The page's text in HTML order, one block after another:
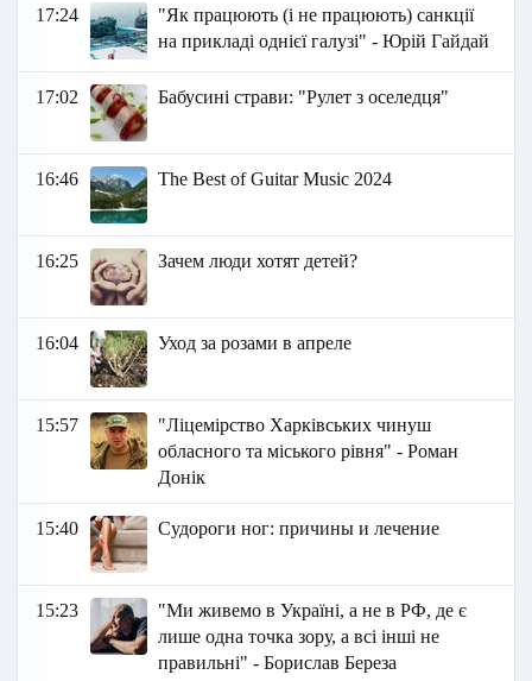
17:24
"Як працюють (і не працюють) санкції
на прикладі однієї галузі" - Юрій Гайдай
17:02 Бабусині страви: "Рулет з оселедця"
16:46 The Best of Guitar Music 2024
16:25 Зачем люди хотят детей?
16:04 Уход за розами в апреле
15:57
"Ліцемірство Харківських чинуш
обласного та міського рівня" - Роман
Донік
15:40 Судороги ног: причины и лечение
15:23
"Ми живемо в Україні, а не в РФ, де є
лише одна точка зору, а всі інші не
правильні" - Борислав Береза